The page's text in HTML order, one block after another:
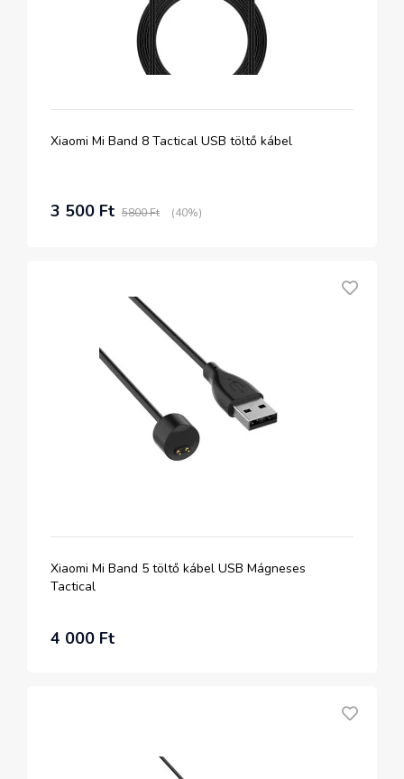
Xiaomi Mi Band 8 Tactical USB töltő kábel
3 500 Ft 5800 Ft (40%)
Xiaomi Mi Band 5 töltő kábel USB Mágneses
Tactical
4 000 Ft